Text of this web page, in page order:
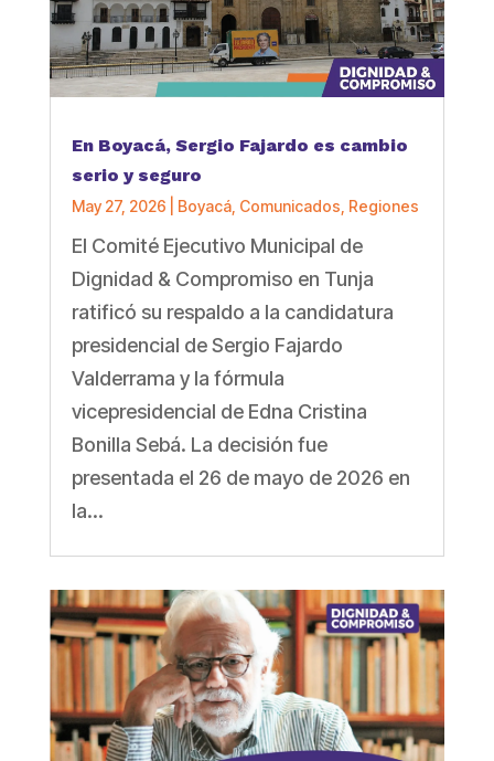
En Boyacá, Sergio Fajardo es cambio
serio y seguro
May 27, 2026 Boyacá, Comunicados Regiones
El Comité Ejecutivo Municipal de
Dignidad & Compromiso en Tunja
ratificó su respaldo a la candidatura
presidencial de Sergio Fajardo
Valderrama y la fórmula
vicepresidencial de Edna Cristina
Bonilla Sebá. La decisión fue
presentada el 26 de mayo de 2026 en
la...